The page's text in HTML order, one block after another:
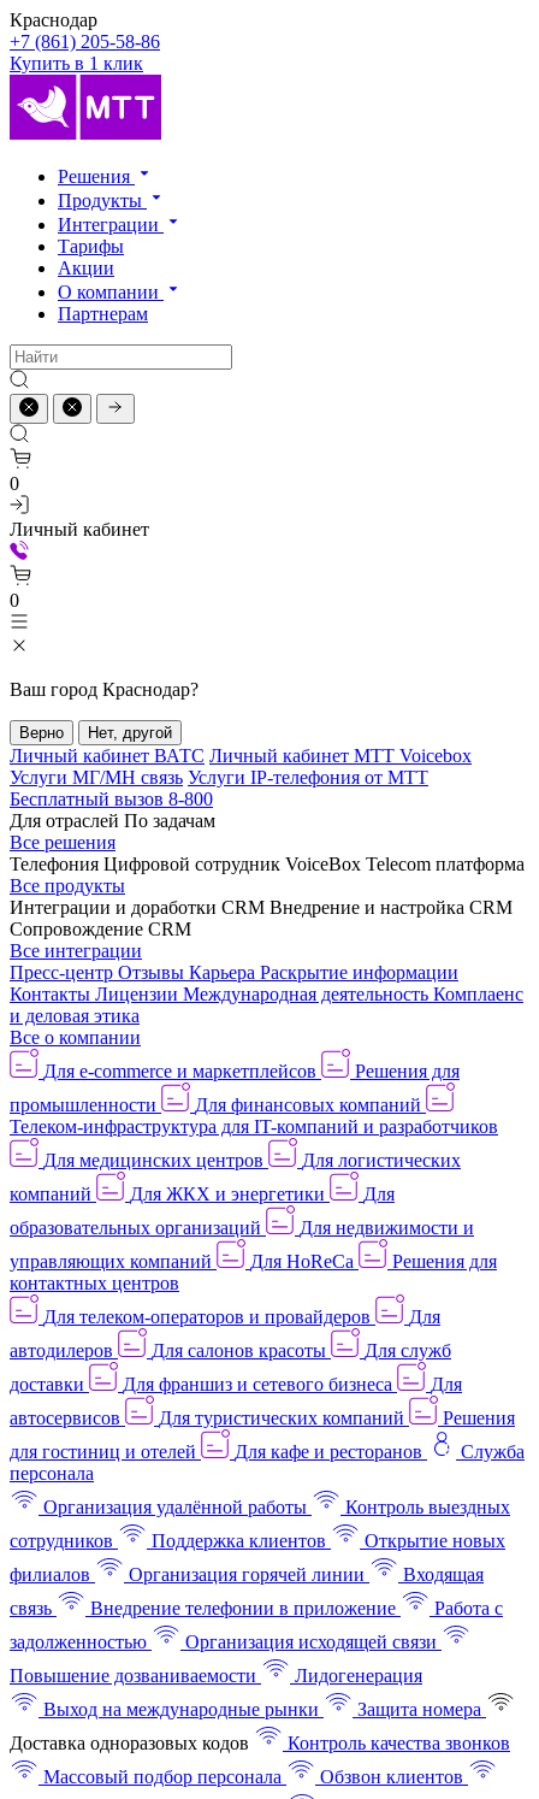
Краснодар
+7 (861) 205-58-86
Купить в 1 клик
Решения
Продукты
Интеграции
Тарифы
Акции
О компании
Партнерам
0
Личный кабинет
0
Ваш город Краснодар?
Верно Нет, другой
Личный кабинет ВАТС Личный кабинет МТТ Voicebox
Услуги МГ/МН связь Услуги IP-телефония от МТТ
Бесплатный вызов 8-800
Для отраслей По задачам
Все решения
Телефония Цифровой сотрудник VoiceBox Telecom платформа
Все продукты
Интеграции и доработки CRM Внедрение и настройка CRM
Сопровождение CRM
Все интеграции
Пресс-центр Отзывы Карьера Раскрытие информации
Контакты Лицензии Международная деятельность Комплаенс
и деловая этика
Все о компании
Для e-commerce и маркетплейсов
Решения для
промышленности
Для финансовых компаний
Телеком-инфраструктура для IT-компаний и разработчиков
Для медицинских центров
Для логистических
компаний
Для ЖКХ и энергетики
Для
образовательных организаций
Для недвижимости и
управляющих компаний
Для HoReCa
Решения для
контактных центров
Для телеком-операторов и провайдеров
Для
автодилеров
Для салонов красоты
Для служб
доставки
Для франшиз и сетевого бизнеса
Для
автосервисов
Для туристических компаний
Решения
для гостиниц и отелей
Для кафе и ресторанов
Служба
персонала
Организация удалённой работы
Контроль выездных
сотрудников
Поддержка клиентов
Открытие новых
филиалов
Организация горячей линии
Входящая
связь
Внедрение телефонии в приложение
Работа с
задолженностью
Организация исходящей связи
Повышение дозваниваемости
Лидогенерация
Выход на международные рынки
Защита номера
Доставка одноразовых кодов
Контроль качества звонков
Массовый подбор персонала
Обзвон клиентов